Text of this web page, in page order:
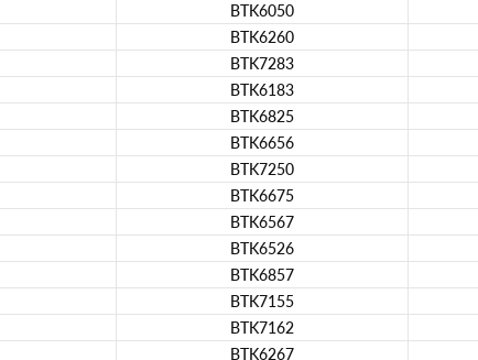
BTK6050
BTK6260
BTK7283
BTK6183
BTK6825
BTK6656
BTK7250
BTK6675
BTK6567
BTK6526
BTK6857
BTK7155
BTK7162
BTK6267